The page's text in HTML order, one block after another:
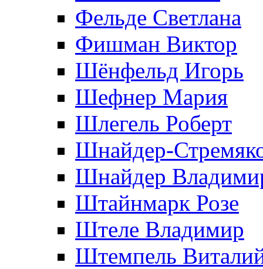
Фельде Светлана
Фишман Виктор
Шёнфельд Игорь
Шефнер Мария
Шлегель Роберт
Шнайдер-
Шнайдер
Штайнмарк Розe
Штеле Владимир
Штемпель